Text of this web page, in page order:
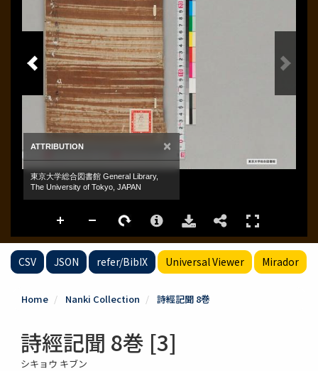
CSV JSON refer/BibIX Universal Viewer Mirador
Home Nanki Collection 詩經記聞 8巻
詩經記聞 8巻 [3]
シキョウ キブン